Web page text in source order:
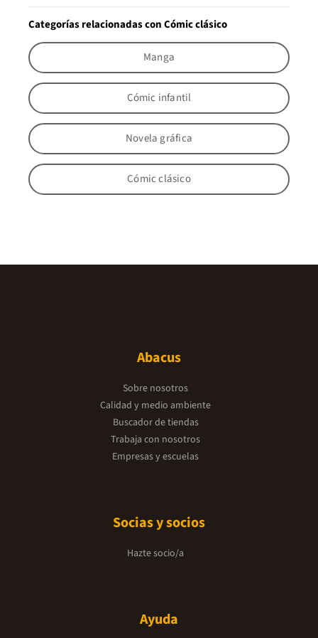
Categorías relacionadas con Cómic clásico
Manga
Cómic infantil
Novela gráfica
Cómic clásico
Abacus
Sobre nosotros
Calidad y medio ambiente
Buscador de tiendas
Trabaja con nosotros
Empresas y escuelas
Socias y socios
Hazte socio/a
Ayuda